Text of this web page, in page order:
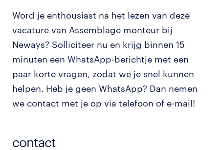
Word je enthousiast na het lezen van deze
vacature van Assemblage monteur bij
Neways? Solliciteer nu en krijg binnen 15
minuten een WhatsApp-berichtje met een
paar korte vragen, zodat we je snel kunnen
helpen. Heb je geen WhatsApp? Dan nemen
we contact met je op via telefoon of e-mail!
contact